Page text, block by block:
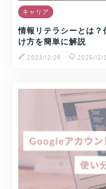
キャリア
情報リテラシーとは
け方を簡単に解説
2023/12/29
2025/12/